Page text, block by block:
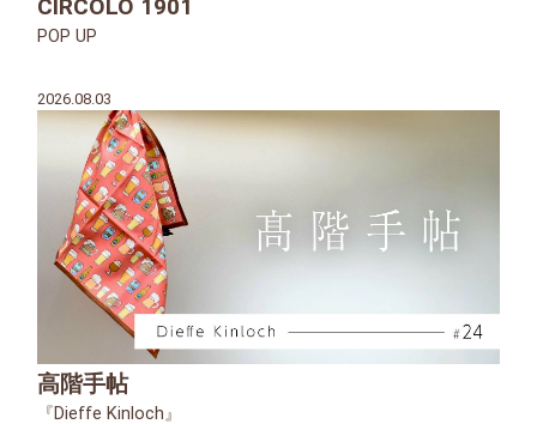
CIRCOLO 1901
POP UP
2026.08.03
高階手帖
『Dieffe Kinloch』